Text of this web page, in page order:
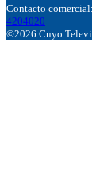
Contacto comercial:
4204020
©2026 Cuyo